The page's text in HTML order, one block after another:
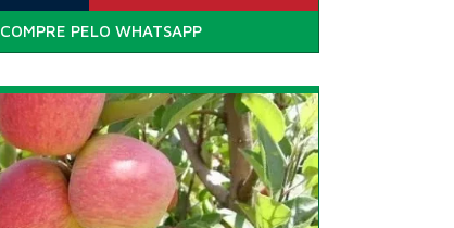
COMPRE PELO WHATSAPP